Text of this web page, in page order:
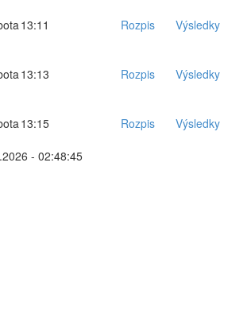
13:11 Rozpis Výsledky
13:13 Rozpis Výsledky
13:15 Rozpis Výsledky
- 02:48:45